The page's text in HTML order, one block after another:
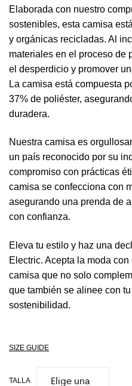
Elaborada con nuestro
sostenibles, esta camisa
y orgánicas recicladas. Al
materiales en el proceso de
el desperdicio y promover
La camisa está compuesta
37% de poliéster,
duradera.
Nuestra camisa es
un país reconocido por su
compromiso con prácticas
camisa se confecciona con
asegurando una prenda de
con confianza.
Eleva tu estilo y haz una
Electric. Acepta la moda
camisa que no solo
que también se alinee con
sostenibilidad.
SIZE GUIDE
TALLA